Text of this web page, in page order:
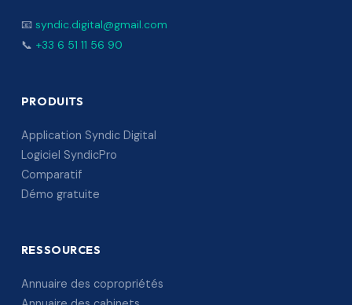
📧 syndic.digital@gmail.com
📞 +33 6 51 11 56 90
PRODUITS
Application Syndic Digital
Logiciel SyndicPro
Comparatif
Démo gratuite
RESSOURCES
Annuaire des copropriétés